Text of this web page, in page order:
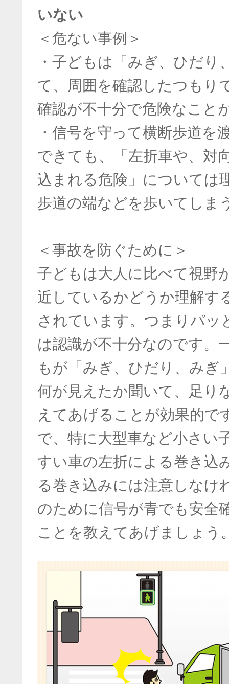
いない
＜危ない事例＞
・子どもは「みぎ、ひだり
て、周囲を確認したつもり
確認が不十分で危険なこと
・信号を守って横断歩道を
できても、「左折車や、対
込まれる危険」については
歩道の端などを歩いてしま
＜事故を防ぐために＞
子どもは大人に比べて視野
近しているかどうか理解す
されています。つまりパッ
は認識が不十分なのです。
もが「みぎ、ひだり、みぎ
何が見えたか聞いて、足り
えてあげることが効果的で
で、特に大型車など小さい
すい車の左折による巻き込
る巻き込みには注意しなけ
のために信号が青でも安全
ことを教えてあげましょう